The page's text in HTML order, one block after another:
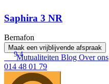
Saphira 3 NR
Bernafon
Maak een vrijblijvende afspraak
9.4
Mutualiteiten Blog Over ons
014 48 01 79